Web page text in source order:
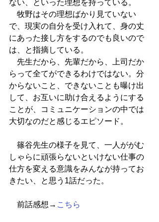
ない、といった理想を持っている。
牧野はその理想ばかり見ていない
で、現実の自分を受け入れて、身の丈
にあった接し方をするのでも良いので
は、と指摘している。
先生だから、先輩だから、上司だか
らって全てができるわけではない。分
からないこと、できないことも曝け出
して、お互いに助け合えるようにする
ことが、コミュニケーションの中では
大切なのだと感じるエピソード。
篠谷先生の様子を見て、一人ががむ
しゃらに頑張らないといけない仕事の
仕方を変える意識をみんなが持ってお
きたい、と思う1話だった。
前話感想→ こちら